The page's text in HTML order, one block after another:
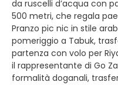
da ruscelli d’acqua con
500 metri, che regala
Pranzo pic nic in stile
pomeriggio a Tabuk,
partenza con volo per
il rappresentante di Go
formalità doganali,